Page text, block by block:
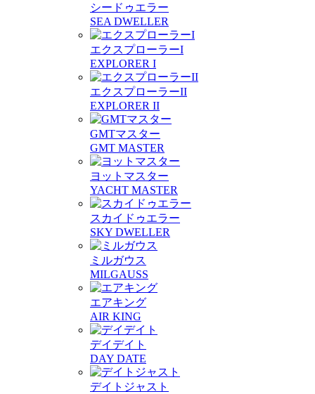
シードゥエラー
SEA DWELLER
エクスプローラーI
EXPLORER I
エクスプローラーII
EXPLORER II
GMTマスター
GMT MASTER
ヨットマスター
YACHT MASTER
スカイドゥエラー
SKY DWELLER
ミルガウス
MILGAUSS
エアキング
AIR KING
デイデイト
DAY DATE
デイトジャスト